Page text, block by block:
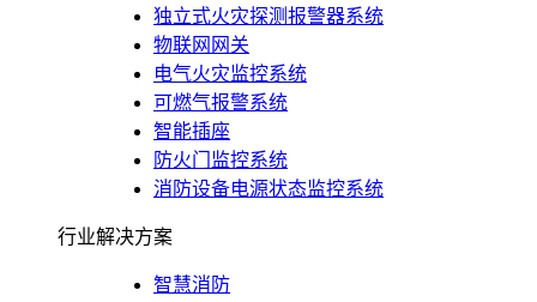
独立式火灾探测报警器系统
物联网网关
电气火灾监控系统
可燃气报警系统
智能插座
防火门监控系统
消防设备电源状态监控系统
行业解决方案
智慧消防